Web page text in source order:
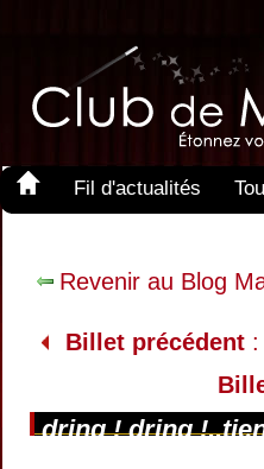
Fil d'actualités
Revenir au Blog
Billet précédent
dring ! dring